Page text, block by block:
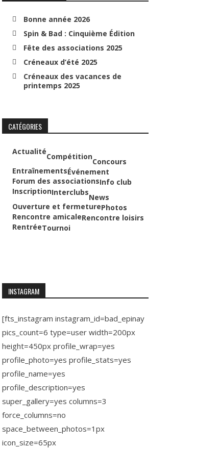
Bonne année 2026
Spin & Bad : Cinquième Édition
Fête des associations 2025
Créneaux d’été 2025
Créneaux des vacances de
printemps 2025
CATÉGORIES
Actualité
Compétition
Concours
EntraînementsÉvénement
Forum des associationsInfo club
InscriptionInterclubs
News
Ouverture et fermeturePhotos
Rencontre amicaleRencontre loisirs
RentréeTournoi
INSTAGRAM
[fts_instagram instagram_id=bad_epinay
pics_count=6 type=user width=200px
height=450px profile_wrap=yes
profile_photo=yes profile_stats=yes
profile_name=yes
profile_description=yes
super_gallery=yes columns=3
force_columns=no
space_between_photos=1px
icon_size=65px